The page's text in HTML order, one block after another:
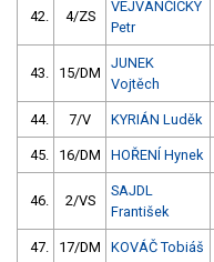
42. 4/ZS
VEJVANČICKÝ
Petr
43. 15/DM
JUNEK
Vojtěch
44. 7/V KYRIÁN Luděk
45. 16/DM HOŘENÍ Hynek
46. 2/VS
SAJDL
František
47. 17/DM KOVÁČ Tobiáš